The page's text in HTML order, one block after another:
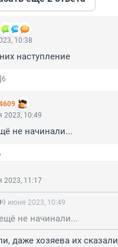
10:38
наступление
6
2023, 10:49
не начинали...
2023, 11:17
9 июня 2023, 10:49
не начинали...
даже хозяева их сказали